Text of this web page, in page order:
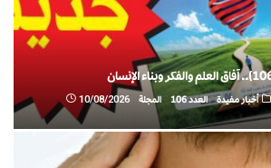
أخبار مفيدة العدد 106 المجلة 10/08/2026